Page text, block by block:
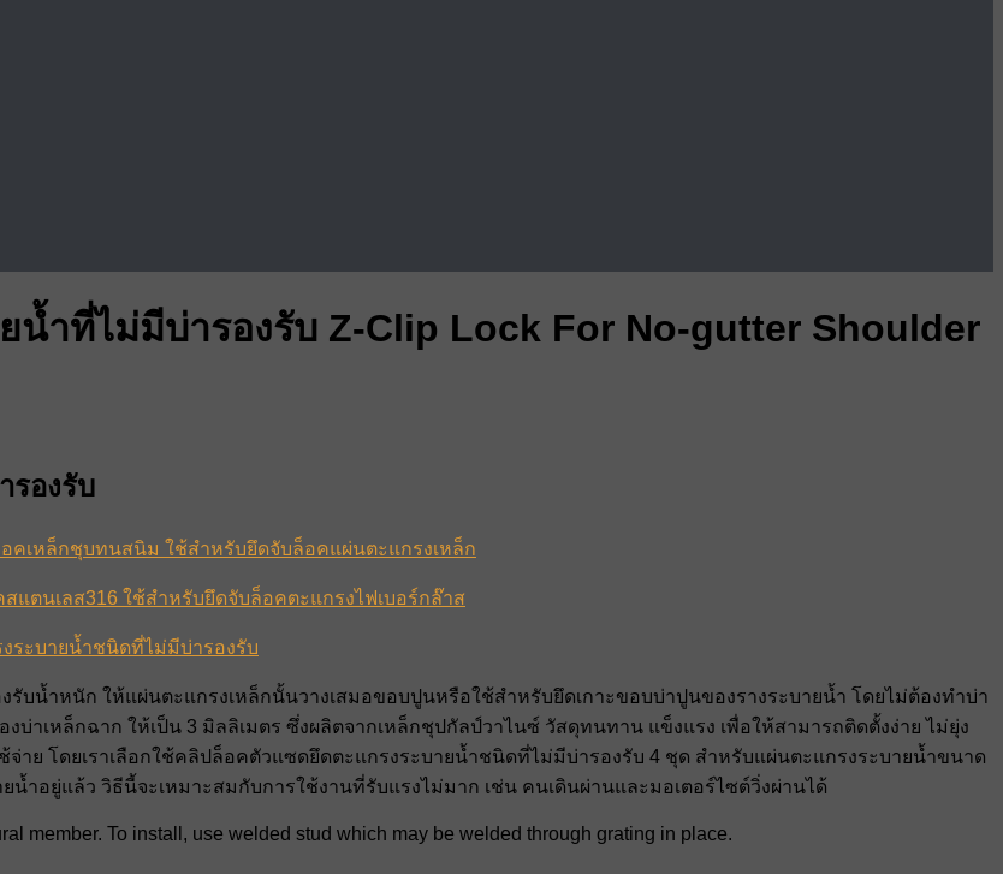
ำที่ไม่มีบ่ารองรับ Z-Clip Lock For No-gutter Shoulder
รองรับ
อคเหล็กชุบทนสนิม ใช้สำหรับยึดจับล็อคแผ่นตะแกรงเหล็ก
แตนเลส316 ใช้สำหรับยึดจับล็อคตะแกรงไฟเบอร์กล๊าส
งระบายน้ำชนิดที่ไม่มีบ่ารองรับ
บน้ำหนัก ให้แผ่นตะแกรงเหล็กนั้นวางเสมอขอบปูนหรือใช้สำหรับยึดเกาะขอบบ่าปูนของรางระบายน้ำ โดยไม่ต้องทำบ่า
าเหล็กฉาก ให้เป็น 3 มิลลิเมตร ซึ่งผลิตจากเหล็กชุปกัลป์วาไนซ์ วัสดุทนทาน แข็งแรง เพื่อให้สามารถติดตั้งง่าย ไม่ยุ่ง
าย โดยเราเลือกใช้คลิปล็อคตัวแซดยึดตะแกรงระบายน้ำชนิดที่ไม่มีบ่ารองรับ 4 ชุด สำหรับแผ่นตะแกรงระบายน้ำขนาด
น้ำอยู่แล้ว วิธีนี้จะเหมาะสมกับการใช้งานที่รับแรงไม่มาก เช่น คนเดินผ่านและมอเตอร์ไซต์วิ่งผ่านได้
member. To install, use welded stud which may be welded through grating in place.